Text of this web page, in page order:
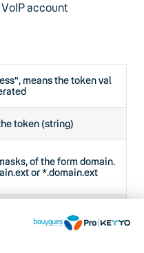
account
means the token val
token (string)
of the form domain.
or *.domain.ext
after which the token wil